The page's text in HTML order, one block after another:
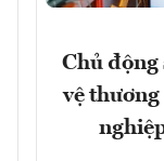
Chủ động
vệ